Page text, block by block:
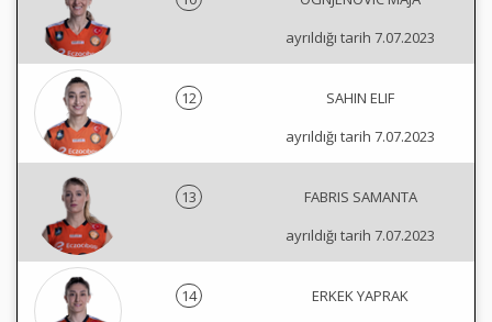
ayrıldığı tarih 7.07.2023
12
SAHIN ELIF
ayrıldığı tarih 7.07.2023
13
FABRIS SAMANTA
ayrıldığı tarih 7.07.2023
14
ERKEK YAPRAK